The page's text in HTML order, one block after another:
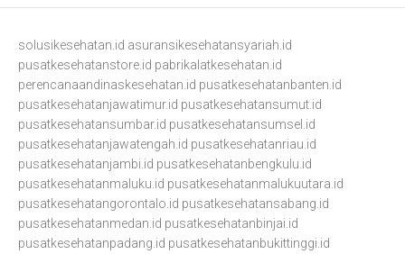
solusikesehatan.id asuransikesehatansyariah.id
pusatkesehatanstore.id pabrikalatkesehatan.id
perencanaandinaskesehatan.id pusatkesehatanbanten.id
pusatkesehatanjawatimur.id pusatkesehatansumut.id
pusatkesehatansumbar.id pusatkesehatansumsel.id
pusatkesehatanjawatengah.id pusatkesehatanriau.id
pusatkesehatanjambi.id pusatkesehatanbengkulu.id
pusatkesehatanmaluku.id pusatkesehatanmalukuutara.id
pusatkesehatangorontalo.id pusatkesehatansabang.id
pusatkesehatanmedan.id pusatkesehatanbinjai.id
pusatkesehatanpadang.id pusatkesehatanbukittinggi.id